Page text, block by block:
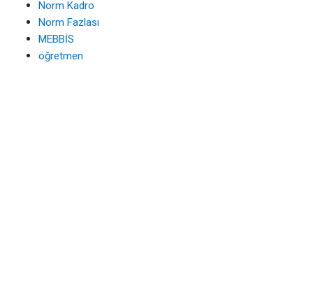
Norm Kadro
Norm Fazlası
MEBBİS
öğretmen